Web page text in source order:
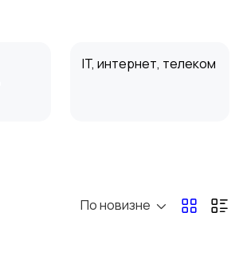
IT, интернет, телеком
По новизне